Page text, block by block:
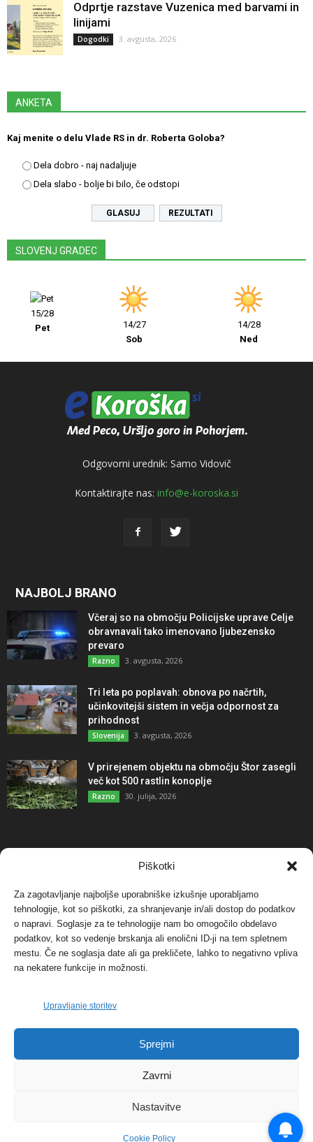
Piškotki
Za zagotavljanje najboljše uporabniške izkušnje uporabljamo
tehnologije, kot so piškotki, za shranjevanje in/ali dostop do podatkov
o napravi. Soglasje za te tehnologije nam bo omogočilo obdelavo
podatkov, kot so vedenje brskanja ali enolični ID-ji na tem spletnem
mestu. Če ne soglasja date ali ga prekličete, lahko to negativno vpliva
na nekatere funkcije in možnosti.
Upravljanje storitev
Sprejmi
Zavrni
Nastavitve
Cookie Policy
Odprtje razstave Vuzenica med barvami in
linijami
Dogodki 3. avgusta, 2026
ANKETA
Kaj menite o delu Vlade RS in dr. Roberta Goloba?
Dela dobro - naj nadaljuje
Dela slabo - bolje bi bilo, če odstopi
REZULTATI
SLOVENJ GRADEC
15/28
Pet
14/27
Sob
14/28
Ned
Odgovorni urednik: Samo Vidovič
Kontaktirajte nas: info@e-koroska.si
NAJBOLJ BRANO
Včeraj so na območju Policijske uprave Celje
obravnavali tako imenovano ljubezensko
prevaro
Razno 3. avgusta, 2026
Tri leta po poplavah: obnova po načrtih,
učinkovitejši sistem in večja odpornost za
prihodnost
Slovenija 3. avgusta, 2026
V prirejenem objektu na območju Štor zasegli
več kot 500 rastlin konoplje
Razno 30. julija, 2026
NAJBOLJ KOMENTIRANO
Protest proti vetrnim elektrarnam na Ojstrici, v
svetu pa vedno bolj...
Dogodki 12. maja, 2017
Tožilstvo v Celovcu v korist elektrarnam
Verbund
FOTO: Razstava cvetličarskega mojstra Andreja
Dogodki 27. novembra, 2017